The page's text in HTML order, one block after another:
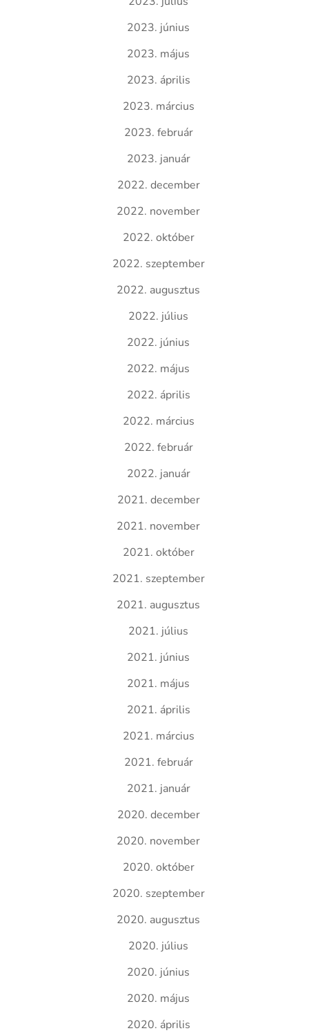
2023. június
2023. május
2023. április
2023. március
2023. február
2023. január
2022. december
2022. november
2022. október
2022. szeptember
2022. augusztus
2022. július
2022. június
2022. május
2022. április
2022. március
2022. február
2022. január
2021. december
2021. november
2021. október
2021. szeptember
2021. augusztus
2021. július
2021. június
2021. május
2021. április
2021. március
2021. február
2021. január
2020. december
2020. november
2020. október
2020. szeptember
2020. augusztus
2020. július
2020. június
2020. május
2020. április